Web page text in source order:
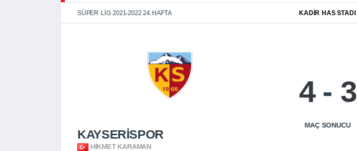
SÜPER LIG 2021-2022 24.HAFTA KADIR HAS STADI
KAYSERİSPOR
HIKMET KARAMAN
4 - 3
MAÇ SONUCU